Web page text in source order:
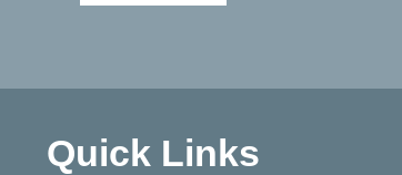
Quick Links